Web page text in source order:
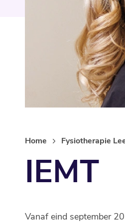
Home Fysiotherapie
IEMT
Vanaf eind september